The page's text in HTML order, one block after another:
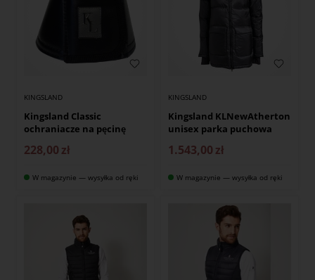
KINGSLAND
Kingsland Classic
ochraniacze na pęcinę
228,00 zł
W magazynie — wysyłka od ręki
KINGSLAND
Kingsland KLNewAtherton
unisex parka puchowa
1.543,00 zł
W magazynie — wysyłka od ręki